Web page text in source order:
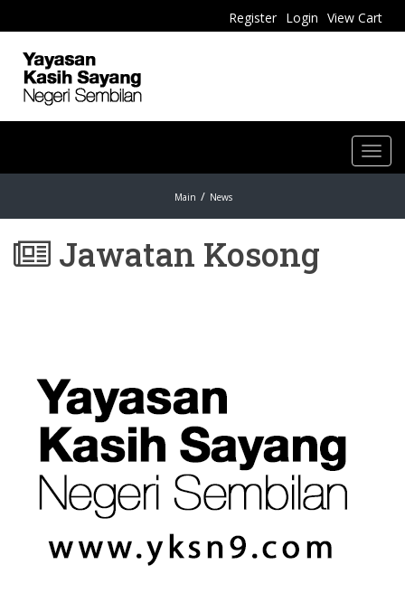
View Cart
Login
Register
Main News
Jawatan Kosong